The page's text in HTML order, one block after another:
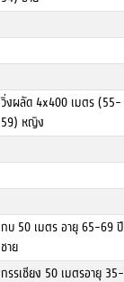
วิ่งผลัด 4x400 เมตร (55-
59) หญิง
กบ 50 เมตร อายุ 65-69 ปี
ชาย
กรรเชียง 50 เมตรอายุ 35-